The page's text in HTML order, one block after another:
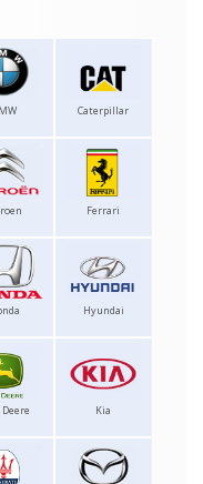
Caterpillar
Ferrari
Hyundai
Deere Kia